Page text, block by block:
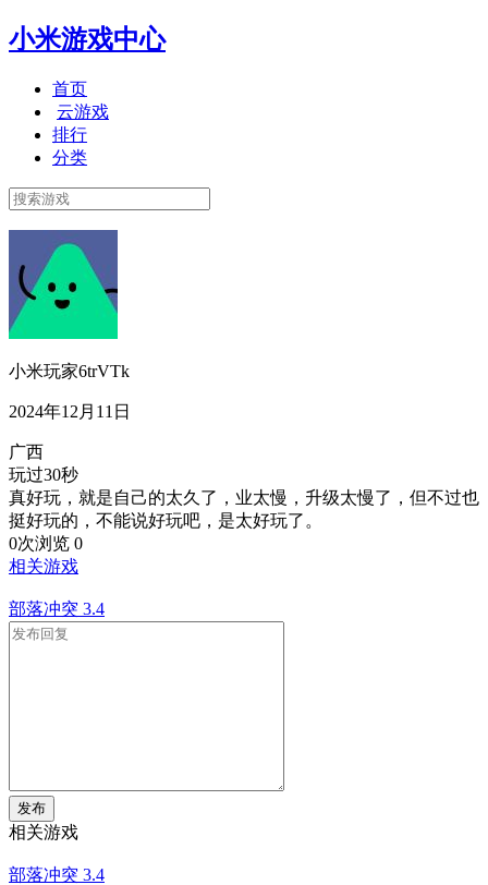
小米游戏中心
首页
云游戏
排行
分类
小米玩家6trVTk
2024年12月11日
广西
玩过30秒
真好玩，就是自己的太久了，业太慢，升级太慢了，但不过也
挺好玩的，不能说好玩吧，是太好玩了。
0次浏览 0
相关游戏
部落冲突 3.4
发布
相关游戏
部落冲突 3.4